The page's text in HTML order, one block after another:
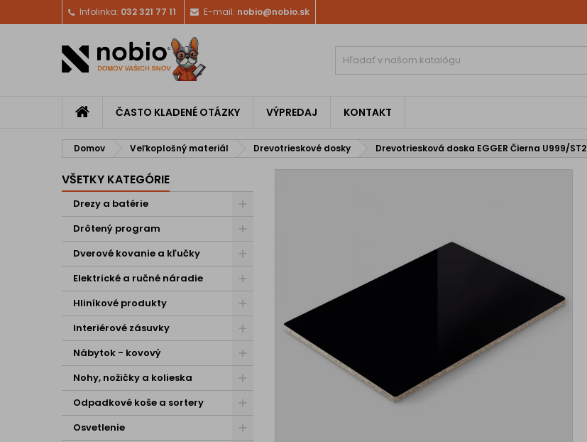
Infolinka: 032 321 77 11 E-mail: nobio@nobio.sk
ČASTO KLADENÉ OTÁZKY VÝPREDAJ KONTAKT
Domov Veľkoplošný materiál Drevotrieskové dosky Drevotriesková doska EGGER Čierna U999/ST2
VŠETKY KATEGÓRIE
Drezy a batérie
Drôtený program
Dverové kovanie a kľučky
Elektrické a ručné náradie
Hliníkové produkty
Interiérové zásuvky
Nábytok - kovový
Nohy, nožičky a kolieska
Odpadkové koše a sortery
Osvetlenie